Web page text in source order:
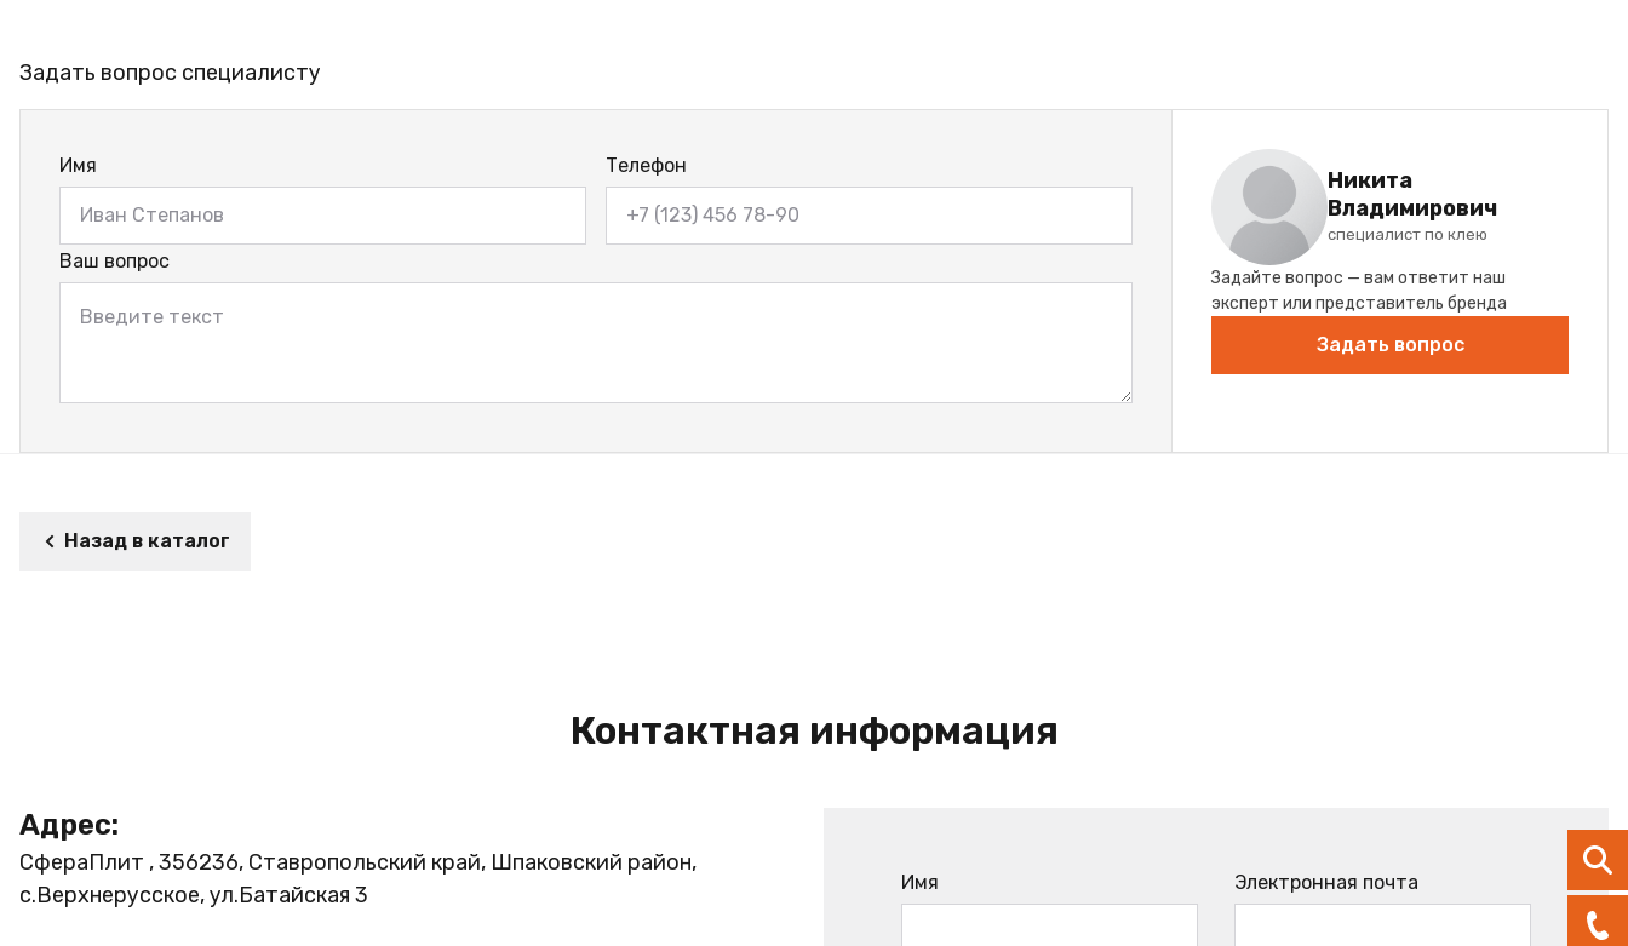
Задать вопрос специалисту
Имя Телефон
Ваш вопрос
Никита
Владимирович
специалист по клею
Задайте вопрос — вам ответит наш
эксперт или представитель бренда
Задать вопрос
Назад в каталог
Контактная информация
Адрес:
СфераПлит , 356236, Ставропольский край, Шпаковский район,
с.Верхнерусское, ул.Батайская 3
Имя Электронная почта